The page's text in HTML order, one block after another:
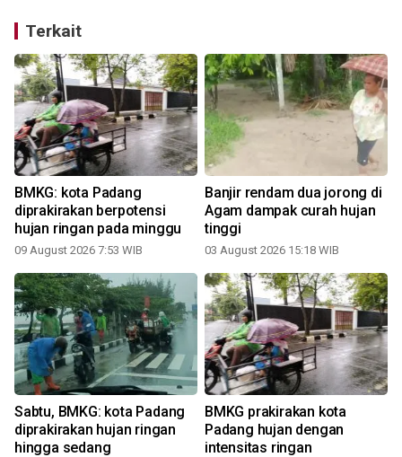
Terkait
BMKG: kota Padang
diprakirakan berpotensi
hujan ringan pada minggu
09 August 2026 7:53 WIB
Banjir rendam dua jorong di
Agam dampak curah hujan
tinggi
03 August 2026 15:18 WIB
Sabtu, BMKG: kota Padang
diprakirakan hujan ringan
hingga sedang
BMKG prakirakan kota
Padang hujan dengan
intensitas ringan